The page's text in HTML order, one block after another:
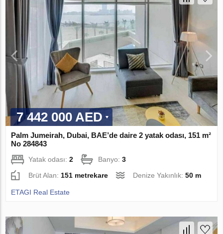
7 442 000 AED
Palm Jumeirah, Dubai, BAE’de daire 2 yatak odası, 151 m²
No 284843
Yatak odası:2 Banyo:3
Brüt Alan: 151 metrekare Denize Yakınlık:50 m
ETAGI Real Estate